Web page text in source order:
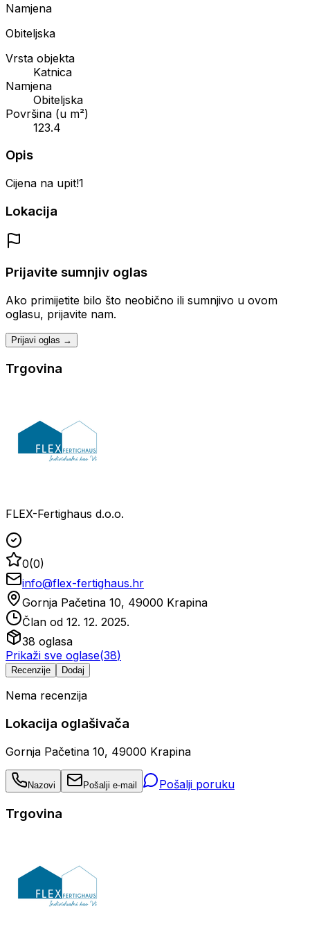
Namjena
Obiteljska
Vrsta objekta
Katnica
Namjena
Obiteljska
Površina (u m²)
123.4
Opis
Cijena na upit!1
Lokacija
Prijavite sumnjiv oglas
Ako primijetite bilo što neobično ili sumnjivo u ovom
oglasu, prijavite nam.
Prijavi oglas →
Trgovina
FLEX-Fertighaus d.o.o.
0(0)
info@flex-fertighaus.hr
Gornja Pačetina 10, 49000 Krapina
Član od 12. 12. 2025.
38 oglasa
Prikaži sve oglase(38)
Recenzije Dodaj
Nema recenzija
Lokacija oglašivača
Gornja Pačetina 10, 49000 Krapina
Nazovi Pošalji e-mail Pošalji poruku
Trgovina